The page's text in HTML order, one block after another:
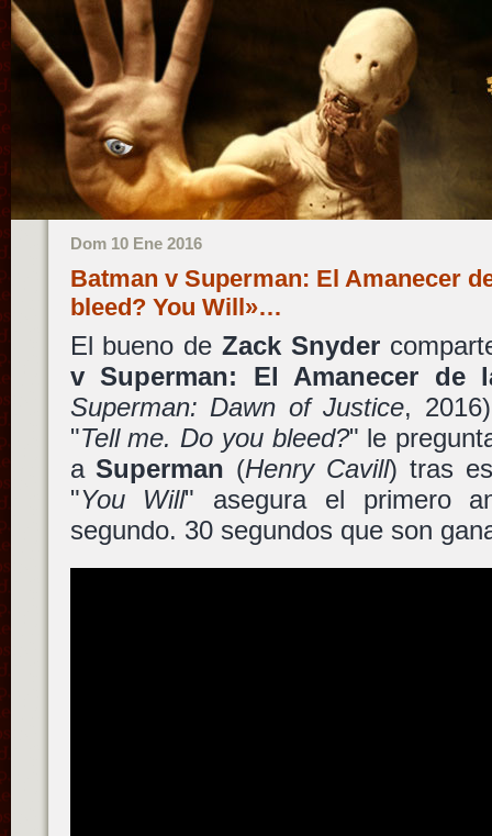
Dom 10 Ene 2016
Batman v Superman: El Amanecer
bleed? You Will»…
El bueno deZack Snyder
v Superman: El Amanecer de
Superman: Dawn of Justice,
"Tell me. Do you bleed?" le
aSuperman (Henry Cavill) tras
"You Will" asegura el primero
segundo. 30 segundos que son